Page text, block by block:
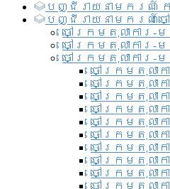
បញ្ជី​រាយ​នាមករណ៍ ក
បញ្ជី​រាយ​នាមករណ៍​ច
ចៅក្រមតុលាការ-
ចៅក្រមតុលាការ-
ចៅក្រមតុលាការ-
ចៅក្រមតុលា
ចៅក្រមតុលា
ចៅក្រមតុលា
ចៅក្រមតុលា
ចៅក្រមតុលា
ចៅក្រមតុលាក
ចៅក្រមតុលា
ចៅក្រមតុលា
ចៅក្រមតុលា
ចៅក្រមតុលាក